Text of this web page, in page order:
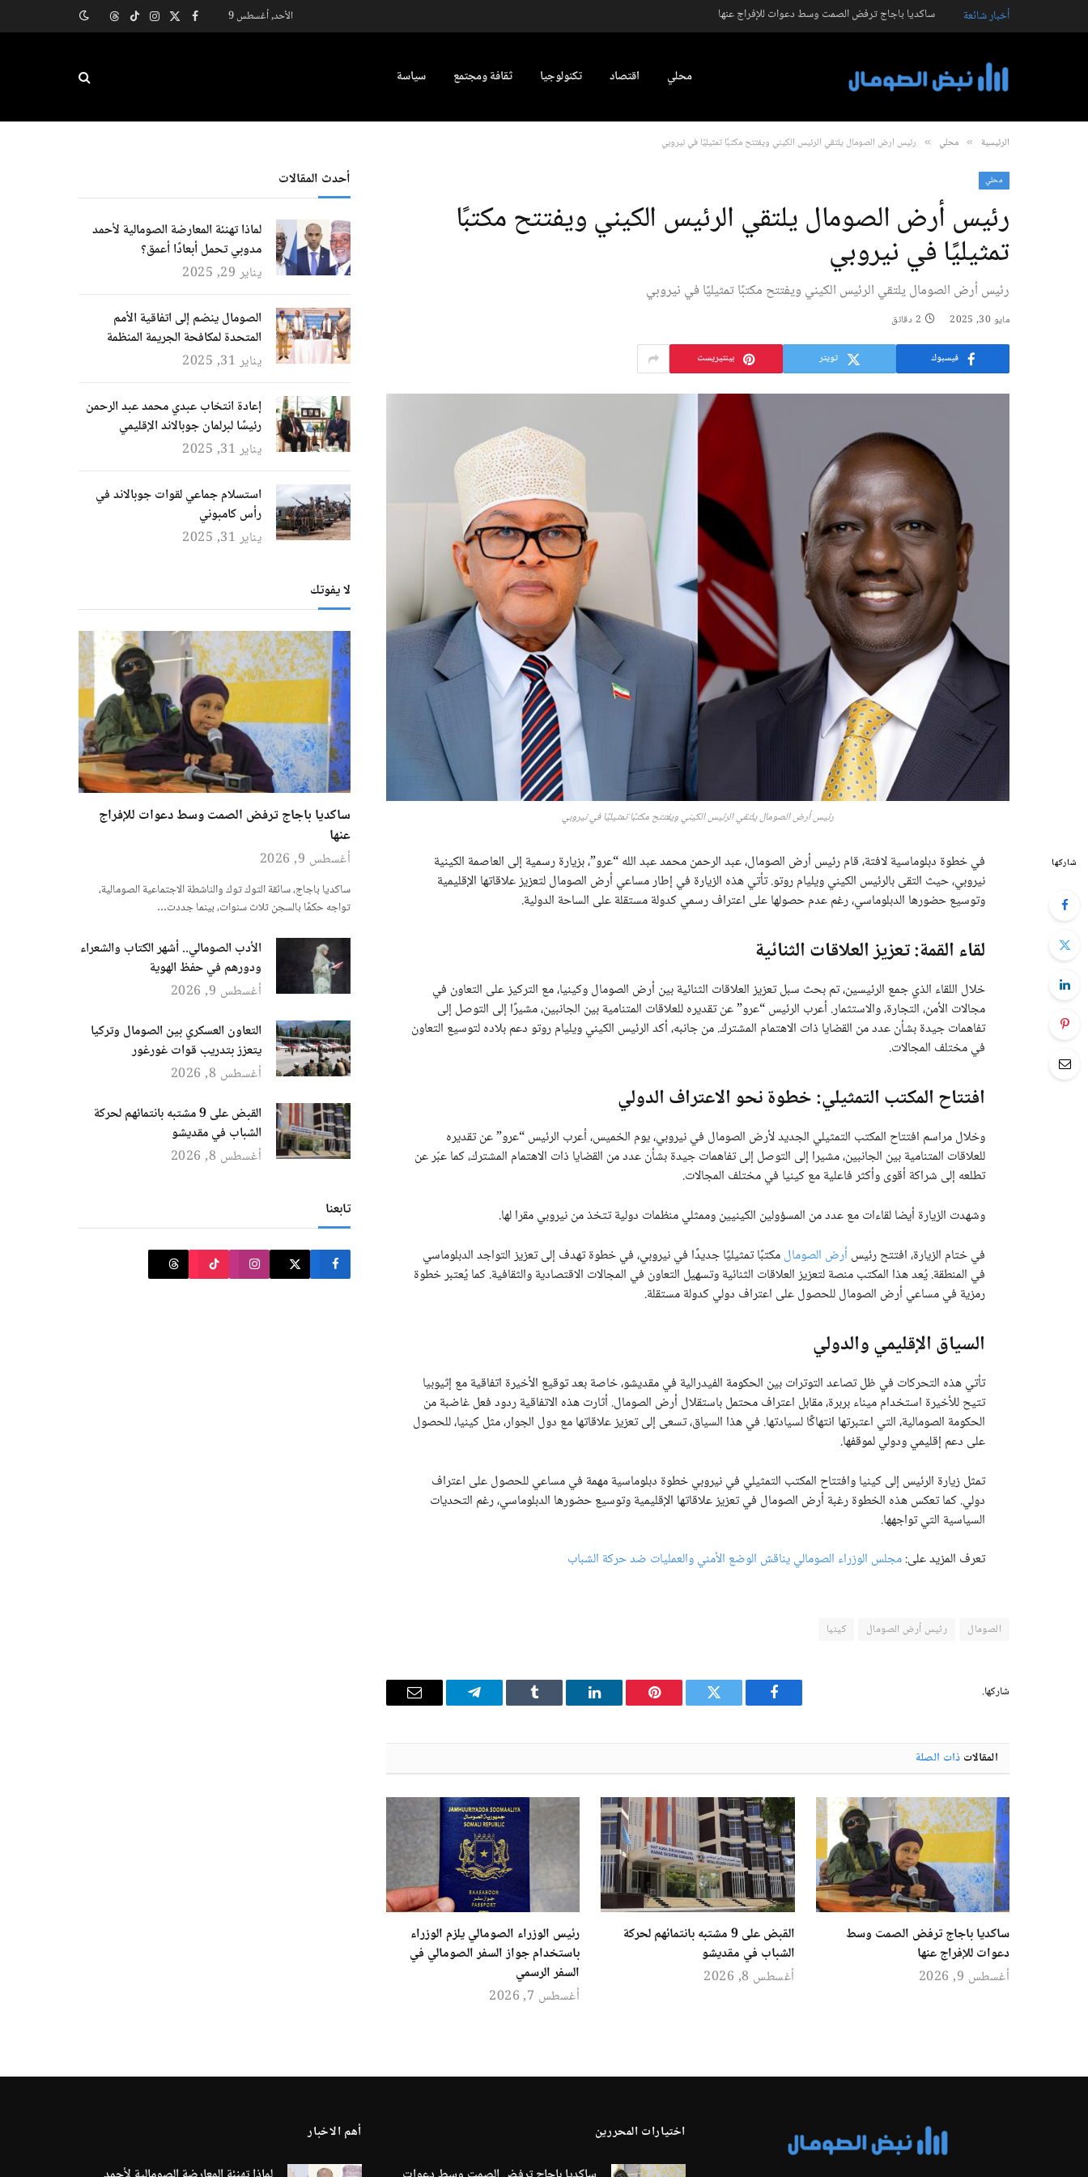
أخبار شائعة ساكديا باجاج ترفض الصمت وسط دعوات للإفراج عنها الأحد, أغسطس 9 فيسبوك
X
الانستغرام
تيكتوكThreads
محلي اقتصاد تكنولوجيا ثقافة ومجتمع سياسة
الرئيسية » محلي » رئيس أرض الصومال يلتقي الرئيس الكيني ويفتتح مكتبًا تمثيليًا في نيروبي
محلي
رئيس أرض الصومال يلتقي الرئيس الكيني ويفتتح مكتبًا
تمثيليًا في نيروبي
رئيس أرض الصومال يلتقي الرئيس الكيني ويفتتح مكتبًا تمثيليًا في نيروبي
مايو 30, 2025 2 دقائق
فيسبوك تويتر بينتيريست
رئيس أرض الصومال يلتقي الرئيس الكيني ويفتتح مكتبًا تمثيليًا في نيروبي
شاركها
في خطوة دبلوماسية لافتة، قام رئيس أرض الصومال، عبد الرحمن محمد عبد الله “عرو”، بزيارة رسمية إلى العاصمة الكينية
نيروبي، حيث التقى بالرئيس الكيني ويليام روتو. تأتي هذه الزيارة في إطار مساعي أرض الصومال لتعزيز علاقاتها الإقليمية
وتوسيع حضورها الدبلوماسي، رغم عدم حصولها على اعتراف رسمي كدولة مستقلة على الساحة الدولية.
لقاء القمة: تعزيز العلاقات الثنائية
خلال اللقاء الذي جمع الرئيسين، تم بحث سبل تعزيز العلاقات الثنائية بين أرض الصومال وكينيا، مع التركيز على التعاون في
مجالات الأمن، التجارة، والاستثمار. أعرب الرئيس “عرو” عن تقديره للعلاقات المتنامية بين الجانبين، مشيرًا إلى التوصل إلى
تفاهمات جيدة بشأن عدد من القضايا ذات الاهتمام المشترك. من جانبه، أكد الرئيس الكيني ويليام روتو دعم بلاده لتوسيع التعاون
في مختلف المجالات.
افتتاح المكتب التمثيلي: خطوة نحو الاعتراف الدولي
وخلال مراسم افتتاح المكتب التمثيلي الجديد لأرض الصومال في نيروبي، يوم الخميس، أعرب الرئيس “عرو” عن تقديره
للعلاقات المتنامية بين الجانبين، مشيرا إلى التوصل إلى تفاهمات جيدة بشأن عدد من القضايا ذات الاهتمام المشترك، كما عبّر عن
تطلعه إلى شراكة أقوى وأكثر فاعلية مع كينيا في مختلف المجالات.
وشهدت الزيارة أيضا لقاءات مع عدد من المسؤولين الكينيين وممثلي منظمات دولية تتخذ من نيروبي مقرا لها.
في ختام الزيارة، افتتح رئيس أرض الصومالمكتبًا تمثيليًا جديدًا في نيروبي، في خطوة تهدف إلى تعزيز التواجد الدبلوماسي
في المنطقة. يُعد هذا المكتب منصة لتعزيز العلاقات الثنائية وتسهيل التعاون في المجالات الاقتصادية والثقافية. كما يُعتبر خطوة
رمزية في مساعي أرض الصومال للحصول على اعتراف دولي كدولة مستقلة.
السياق الإقليمي والدولي
تأتي هذه التحركات في ظل تصاعد التوترات بين الحكومة الفيدرالية في مقديشو، خاصة بعد توقيع الأخيرة اتفاقية مع إثيوبيا
تتيح للأخيرة استخدام ميناء بربرة، مقابل اعتراف محتمل باستقلال أرض الصومال. أثارت هذه الاتفاقية ردود فعل غاضبة من
الحكومة الصومالية، التي اعتبرتها انتهاكًا لسيادتها. في هذا السياق، تسعى إلى تعزيز علاقاتها مع دول الجوار، مثل كينيا، للحصول
على دعم إقليمي ودولي لموقفها.
تمثل زيارة الرئيس إلى كينيا وافتتاح المكتب التمثيلي في نيروبي خطوة دبلوماسية مهمة في مساعي للحصول على اعتراف
دولي. كما تعكس هذه الخطوة رغبة أرض الصومال في تعزيز علاقاتها الإقليمية وتوسيع حضورها الدبلوماسي، رغم التحديات
السياسية التي تواجهها.
تعرف المزيد على:مجلس الوزراء الصومالي يناقش الوضع الأمني والعمليات ضد حركة الشباب
الصومال رئيس أرض الصومال كينيا
شاركها.
فيسبوك تويتر بينتيريستلينكدإن Tumblr تيلقرام
البريد
المقالات ذات الصلة
ساكديا باجاج ترفض الصمت وسط
دعوات للإفراج عنها
أغسطس 9, 2026
القبض على 9 مشتبه بانتمائهم لحركة
الشباب في مقديشو
أغسطس 8, 2026
رئيس الوزراء الصومالي يلزم الوزراء
باستخدام جواز السفر الصومالي في
السفر الرسمي
أغسطس 7, 2026
أحدث المقالات
لماذا تهنئة المعارضة الصومالية لأحمد
مدوبي تحمل أبعادًا أعمق؟
يناير 29, 2025
الصومال ينضم إلى اتفاقية الأمم
المتحدة لمكافحة الجريمة المنظمة
يناير 31, 2025
إعادة انتخاب عبدي محمد عبد الرحمن
رئيسًا لبرلمان جوبالاند الإقليمي
يناير 31, 2025
استسلام جماعي لقوات جوبالاند في
رأس كامبوني
يناير 31, 2025
لا يفوتك
ساكديا باجاج ترفض الصمت وسط دعوات للإفراج
عنها
أغسطس 9, 2026
ساكديا باجاج، سائقة التوك توك والناشطة الاجتماعية الصومالية،
تواجه حكمًا بالسجن ثلاث سنوات، بينما جددت…
الأدب الصومالي.. أشهر الكتاب والشعراء
ودورهم في حفظ الهوية
أغسطس 9, 2026
التعاون العسكري بين الصومال وتركيا
يتعزز بتدريب قوات غورغور
أغسطس 8, 2026
القبض على 9 مشتبه بانتمائهم لحركة
الشباب في مقديشو
أغسطس 8, 2026
تابعنا
اختيارات المحررين أهم الاخبار